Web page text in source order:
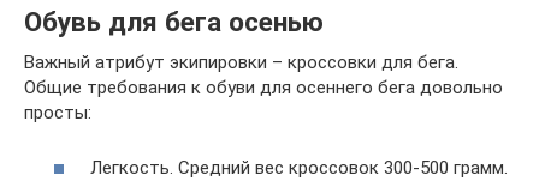
Обувь для бега осенью
Важный атрибут экипировки – кроссовки для бега.
Общие требования к обуви для осеннего бега довольно
просты:
Легкость. Средний вес кроссовок 300-500 грамм.